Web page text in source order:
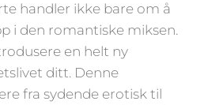
handler ikke bare om å
i den romantiske miksen.
en helt ny
ditt. Denne
fra sydende erotisk til